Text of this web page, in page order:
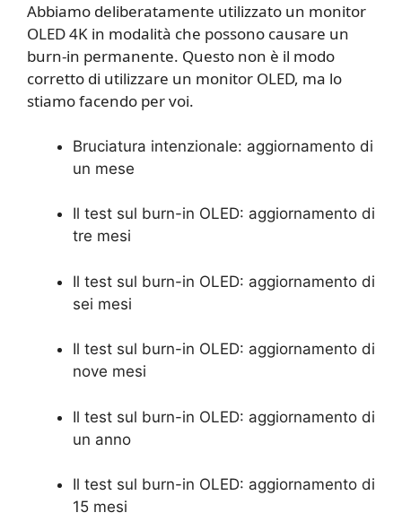
Abbiamo deliberatamente utilizzato un monitor
OLED 4K in modalità che possono causare un
burn-in permanente. Questo non è il modo
corretto di utilizzare un monitor OLED, ma lo
stiamo facendo per voi.
Bruciatura intenzionale: aggiornamento di
un mese
Il test sul burn-in OLED: aggiornamento di
tre mesi
Il test sul burn-in OLED: aggiornamento di
sei mesi
Il test sul burn-in OLED: aggiornamento di
nove mesi
Il test sul burn-in OLED: aggiornamento di
un anno
Il test sul burn-in OLED: aggiornamento di
15 mesi